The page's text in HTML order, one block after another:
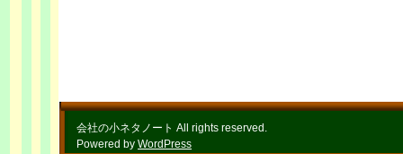
会社の小ネタノート All rights reserved.
Powered by WordPress